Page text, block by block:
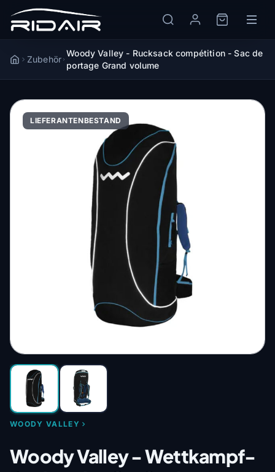
AccueilZubehör
Woody Valley - Rucksack compétition - Sac de
portage Grand volume
LIEFERANTENBESTAND
WOODY VALLEY
Woody Valley - Wettkampf-